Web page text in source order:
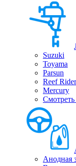
Suzuki
Toyama
Parsun
Reef Rider
Mercury
Смотреть
Анодная